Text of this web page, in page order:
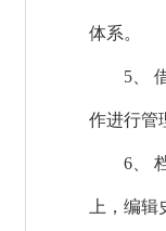
体系。
5、
作进行管
6、
上，编